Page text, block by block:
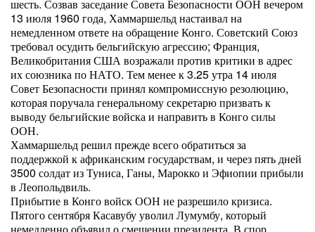
шесть. Созвав заседание Совета Безопасности ООН вечером
13 июля 1960 года, Хаммаршельд настаивал на
немедленном ответе на обращение Конго. Советский Союз
требовал осудить бельгийскую агрессию; Франция,
Великобритания США возражали против критики в адрес
их союзника по НАТО. Тем менее к 3.25 утра 14 июля
Совет Безопасности принял компромиссную резолюцию,
которая поручала генеральному секретарю призвать к
выводу бельгийские войска и направить в Конго силы
ООН.
Хаммаршельд решил прежде всего обратиться за
поддержкой к африканским государствам, и через пять дней
3500 солдат из Туниса, Ганы, Марокко и Эфиопии прибыли
в Леопольдвиль.
Прибытие в Конго войск ООН не разрешило кризиса.
Пятого сентября Касавубу уволил Лумумбу, который